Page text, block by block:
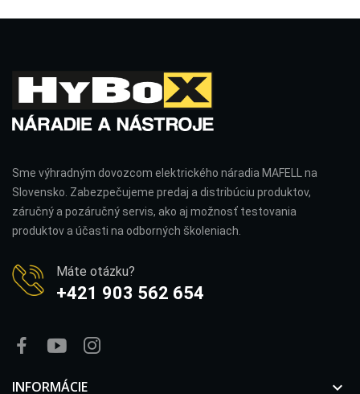
Sme výhradným dovozcom elektrického náradia MAFELL na
Slovensko. Zabezpečujeme predaj a distribúciu produktov,
záručný a pozáručný servis, ako aj možnosť testovania
produktov a účasti na odborných školeniach.
Máte otázku?
+421 903 562 654
INFORMÁCIE 